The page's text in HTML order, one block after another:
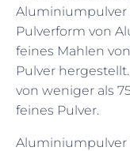
Aluminiumpulver
Pulverform von
feines Mahlen
Pulver
von weniger als
feines Pulver.
Aluminiumpulver